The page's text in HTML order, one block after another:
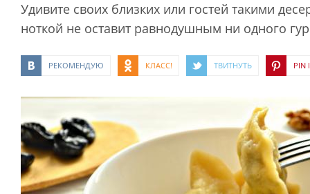
Удивите своих близких или гостей такими
ноткой не оставит равнодушным ни одного
РЕКОМЕНДУЮ КЛАСС! ТВИТНУТЬ PIN